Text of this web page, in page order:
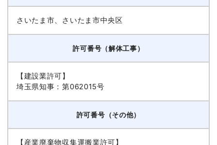
さいたま市、さいたま市中央区
許可番号（解体工事）
【建設業許可】
埼玉県知事：第062015号
許可番号（その他）
【産業廃棄物収集運搬業許可】